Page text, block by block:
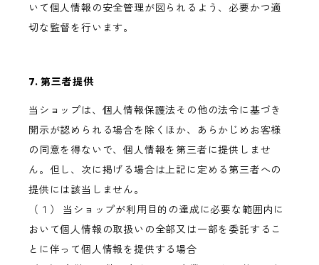
いて個人情報の安全管理が図られるよう、必要かつ適
切な監督を行います。
7. 第三者提供
当ショップは、個人情報保護法その他の法令に基づき
開示が認められる場合を除くほか、あらかじめお客様
の同意を得ないで、個人情報を第三者に提供しませ
ん。但し、次に掲げる場合は上記に定める第三者への
提供には該当しません。
（１） 当ショップが利用目的の達成に必要な範囲内に
おいて個人情報の取扱いの全部又は一部を委託するこ
とに伴って個人情報を提供する場合